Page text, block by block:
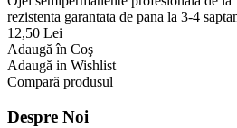
rezistenta garantata de pana la 3-4
12,50 Lei
Adaugă în Coş
Adaugă in Wishlist
Compară produsul
Despre Noi